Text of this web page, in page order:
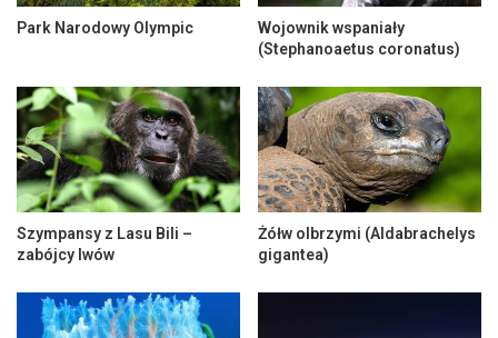
Park Narodowy Olympic
Wojownik wspaniały
(Stephanoaetus coronatus)
Szympansy z Lasu Bili –
zabójcy lwów
Żółw olbrzymi (Aldabrachelys
gigantea)